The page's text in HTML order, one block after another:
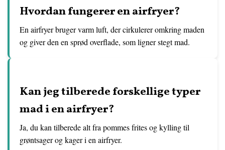
Hvordan fungerer en airfryer?
En airfryer bruger varm luft, der cirkulerer omkring maden
og giver den en sprød overflade, som ligner stegt mad.
Kan jeg tilberede forskellige typer
mad i en airfryer?
Ja, du kan tilberede alt fra pommes frites og kylling til
grøntsager og kager i en airfryer.